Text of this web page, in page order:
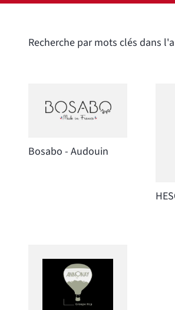
Recherche par mots clés dans
Bosabo - Audouin